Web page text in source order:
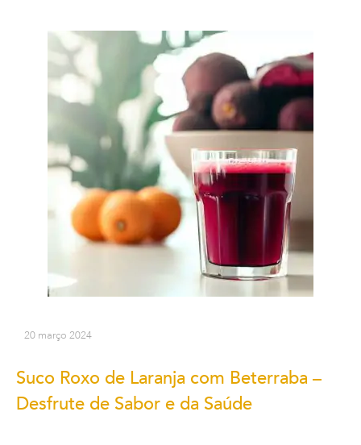
20 março 2024
Suco Roxo de Laranja com Beterraba –
Desfrute de Sabor e da Saúde